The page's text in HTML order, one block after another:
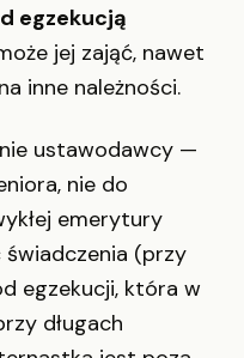
egzekucją
jej zająć, nawet
inne należności.
ustawodawcy —
nie do
emerytury
świadczenia (przy
egzekucji, która w
długach